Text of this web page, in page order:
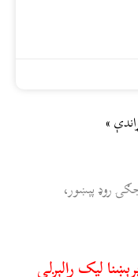
»
روډ پېښور،
ليک رالېږلې